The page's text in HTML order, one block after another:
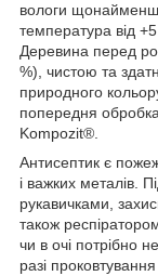
вологи
температура від
Деревина перед
%), чистою та
природного
попередня
Kompozit®.
Антисептик є
і важких металів.
рукавичками,
також
чи в очі потрібно
разі